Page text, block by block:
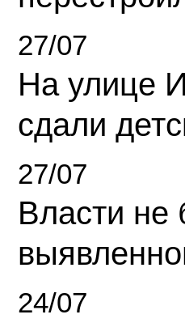
27/07
На улице
сдали
27/07
Власти не
24/07